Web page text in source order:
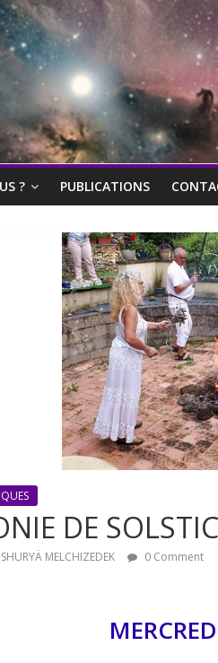
? PUBLICATIONS
DE
SHURYÄ MELCHIZEDEK 0 Comment